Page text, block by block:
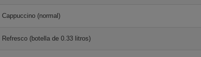
Cappuccino (normal)
Refresco (botella de 0.33 litros)